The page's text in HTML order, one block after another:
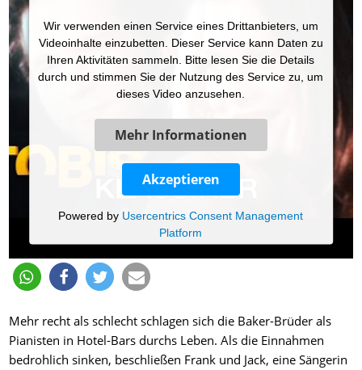
Wir verwenden einen Service eines Drittanbieters, um
Videoinhalte einzubetten. Dieser Service kann Daten zu
Ihren Aktivitäten sammeln. Bitte lesen Sie die Details
durch und stimmen Sie der Nutzung des Service zu, um
dieses Video anzusehen.
Mehr Informationen
Akzeptieren
Powered by Usercentrics Consent Management
Platform
Mehr recht als schlecht schlagen sich die Baker-Brüder als
Pianisten in Hotel-Bars durchs Leben. Als die Einnahmen
bedrohlich sinken, beschließen Frank und Jack, eine Sängerin